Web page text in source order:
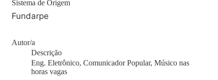
Sistema de Origem
Fundarpe
Autor/a
Descrição
Eng. Eletrônico, Comunicador Popular, Músico nas
horas vagas